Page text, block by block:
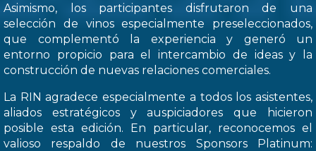
Asimismo, los participantes disfrutaron de una
selección de vinos especialmente preseleccionados,
que complementó la experiencia y generó un
entorno propicio para el intercambio de ideas y la
construcción de nuevas relaciones comerciales.
La RIN agradece especialmente a todos los asistentes,
aliados estratégicos y auspiciadores que hicieron
posible esta edición. En particular, reconocemos el
valioso respaldo de nuestros Sponsors Platinum: